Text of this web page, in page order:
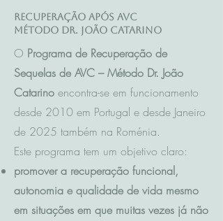
Recuperação após AVC
Método Dr. João Catarino
O Programa de Recuperação de
Sequelas de AVC – Método Dr. João
Catarino encontra-se em funcionamento
desde 2010 em Portugal e desde Janeiro
de 2025 também na Roménia.
Este programa tem um objetivo claro:
promover a recuperação funcional,
autonomia e qualidade de vida mesmo
em situações em que muitas vezes já não